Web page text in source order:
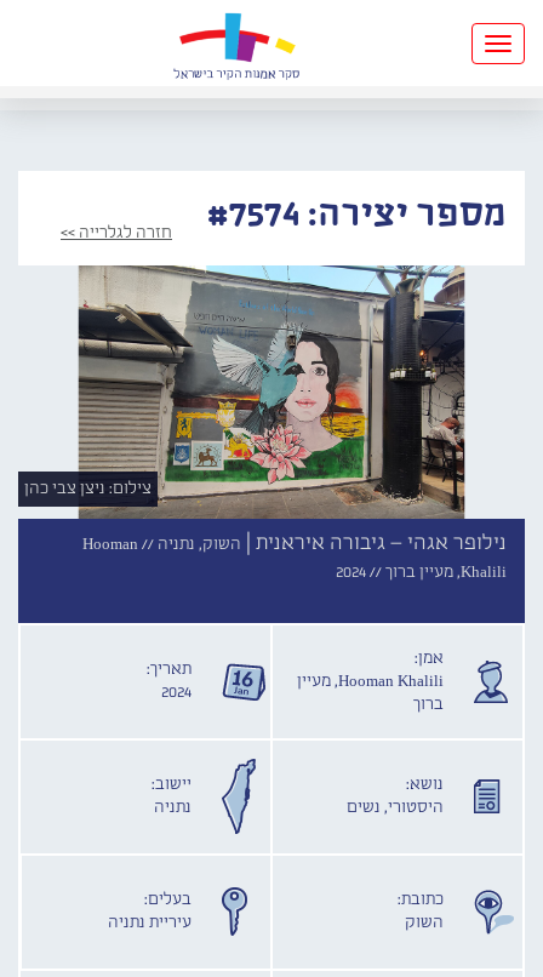
Toggle
navigation
מספר יצירה: #7574 חזרה לגלרייה >>
צילום: ניצן צבי כהן
נילופר אגהי – גיבורה איראנית | השוק, נתניה // Hooman
Khalili, מעיין ברוך //
2024
אמן:
Hooman Khalili, מעיין
ברוך
תאריך:
2024
נושא:
היסטורי, נשים
יישוב:
נתניה
כתובת:
השוק
בעלים:
עיריית נתניה